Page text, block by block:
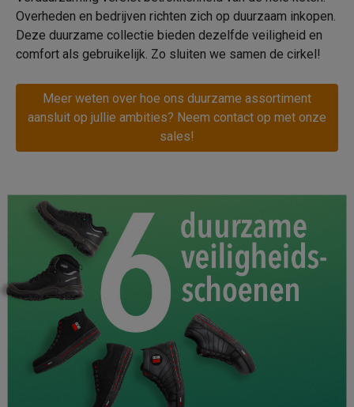
Overheden en bedrijven richten zich op duurzaam inkopen.
Deze duurzame collectie bieden dezelfde veiligheid en
comfort als gebruikelijk. Zo sluiten we samen de cirkel!
Meer weten over hoe ons duurzame assortiment
aansluit op jullie ambities? Neem contact op met onze
sales!